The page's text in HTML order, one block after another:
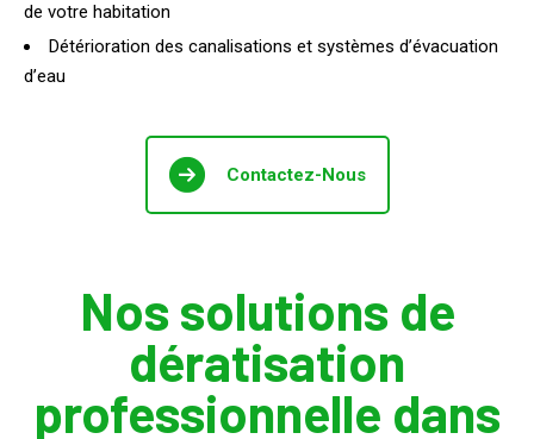
de votre habitation
Détérioration des canalisations et systèmes d’évacuation
d’eau
Contactez-Nous
Nos solutions de
dératisation
professionnelle dans